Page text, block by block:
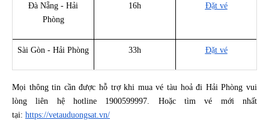
Đà Nẵng - Hải
Phòng
16h Đặt vé
Sài Gòn - Hải Phòng 33h Đặt vé
Mọi thông tin cần được hỗ trợ khi mua vé tàu hoả đi Hải Phòng vui
lòng liên hệ hotline 1900599997. Hoặc tìm vé mới nhất
tại: https://vetauduongsat.vn/